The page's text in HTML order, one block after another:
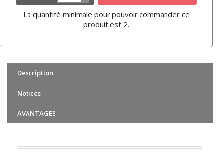
La quantité minimale pour pouvoir commander ce
produit est 2.
Description
Notices
AVANTAGES